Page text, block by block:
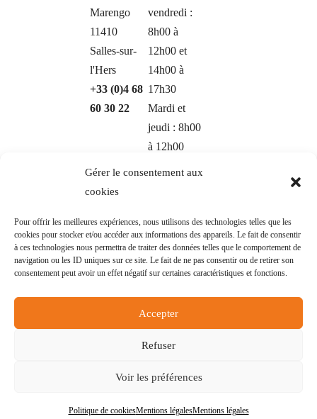
Gérer le consentement aux
cookies
Pour offrir les meilleures expériences, nous utilisons des technologies telles que les
cookies pour stocker et/ou accéder aux informations des appareils. Le fait de consentir
à ces technologies nous permettra de traiter des données telles que le comportement de
navigation ou les ID uniques sur ce site. Le fait de ne pas consentir ou de retirer son
consentement peut avoir un effet négatif sur certaines caractéristiques et fonctions.
Accepter
Refuser
Voir les préférences
Politique de cookiesMentions légalesMentions légales
Marengo
11410
Salles-sur-
l'Hers
+33 (0)4 68
60 30 22
vendredi :
8h00 à
12h00 et
14h00 à
17h30
Mardi et
jeudi : 8h00
à 12h00
© Mairie de Salles-sur-l'Hers - RéalisationPOCA